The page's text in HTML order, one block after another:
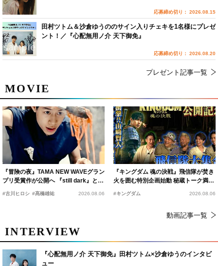
MOVIE
『冒険の夜』TAMA NEW WAVEグラン
プリ受賞作が公開へ 『still dark』と同
時上映決定
#古川ヒロシ #髙橋雄祐 2026.08.06
『キングダム 魂の決戦』飛信隊が焚き
火を囲む特別企画始動 秘蔵トーク満載
の“キングダムキャンプ”開催
#キングダム 2026.08.06
動画記事一覧
INTERVIEW
『心配無用ノ介 天下御免』田村ツトム×沙倉ゆうのインタビ
ュー
応募締め切り： 2026.08.15
田村ツトム＆沙倉ゆうののサイン入りチェキを1名様にプレゼ
ント！／『心配無用ノ介 天下御免』
応募締め切り： 2026.08.20
プレゼント記事一覧